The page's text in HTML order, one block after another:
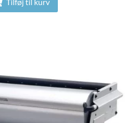
Tilføj til kurv